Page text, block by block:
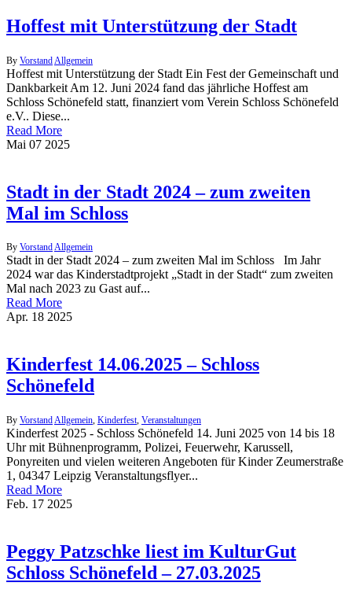
Hoffest mit Unterstützung der Stadt
By Vorstand Allgemein
Hoffest mit Unterstützung der Stadt Ein Fest der Gemeinschaft und
Dankbarkeit Am 12. Juni 2024 fand das jährliche Hoffest am
Schloss Schönefeld statt, finanziert vom Verein Schloss Schönefeld
e.V.. Diese...
Read More
Mai 07 2025
Stadt in der Stadt 2024 – zum zweiten
Mal im Schloss
By VorstandAllgemein
Stadt in der Stadt 2024 – zum zweiten Mal im Schloss Im Jahr
2024 war das Kinderstadtprojekt „Stadt in der Stadt“ zum zweiten
Mal nach 2023 zu Gast auf...
Read More
Apr. 18 2025
Kinderfest 14.06.2025 – Schloss
Schönefeld
By VorstandAllgemein, Kinderfest, Veranstaltungen
Kinderfest 2025 - Schloss Schönefeld 14. Juni 2025 von 14 bis 18
Uhr mit Bühnenprogramm, Polizei, Feuerwehr, Karussell,
Ponyreiten und vielen weiteren Angeboten für Kinder Zeumerstraße
1, 04347 Leipzig Veranstaltungsflyer...
Read More
Feb. 17 2025
Peggy Patzschke liest im KulturGut
Schloss Schönefeld – 27.03.2025